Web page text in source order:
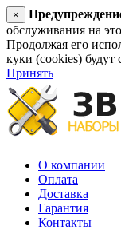
×
обслуживания на
Продолжая его
куки (cookies) будут
Принять
О компании
Оплата
Доставка
Гарантия
Контакты